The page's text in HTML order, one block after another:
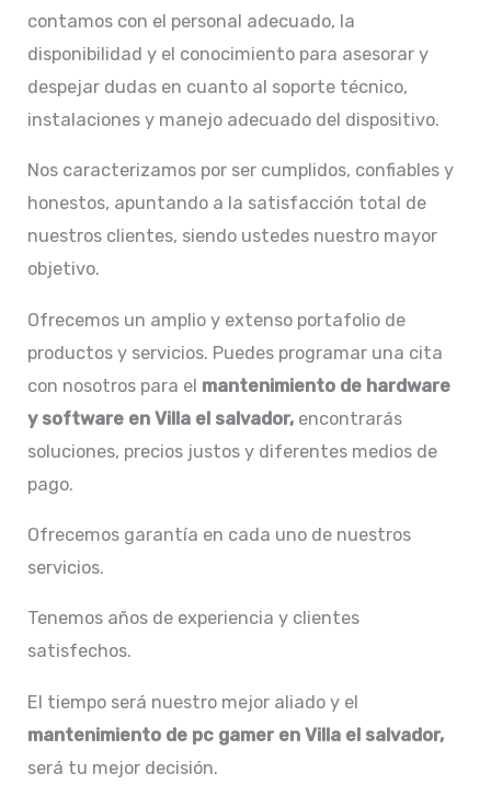
contamos con el personal adecuado, la
disponibilidad y el conocimiento para asesorar y
despejar dudas en cuanto al soporte técnico,
instalaciones y manejo adecuado del dispositivo.
Nos caracterizamos por ser cumplidos, confiables y
honestos, apuntando a la satisfacción total de
nuestros clientes, siendo ustedes nuestro mayor
objetivo.
Ofrecemos un amplio y extenso portafolio de
productos y servicios. Puedes programar una cita
con nosotros para el mantenimiento de hardware
y software en Villa el salvador, encontrarás
soluciones, precios justos y diferentes medios de
pago.
Ofrecemos garantía en cada uno de nuestros
servicios.
Tenemos años de experiencia y clientes
satisfechos.
El tiempo será nuestro mejor aliado y el
mantenimiento de pc gamer en Villa el salvador,
será tu mejor decisión.